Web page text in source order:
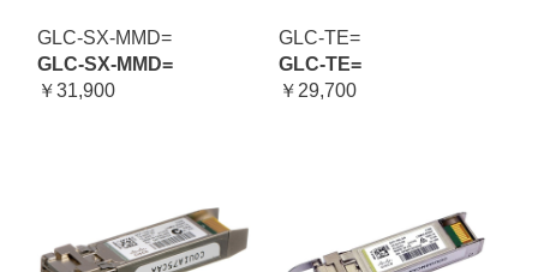
GLC-SX-MMD=
GLC-SX-MMD=
￥31,900
GLC-TE=
GLC-TE=
￥29,700